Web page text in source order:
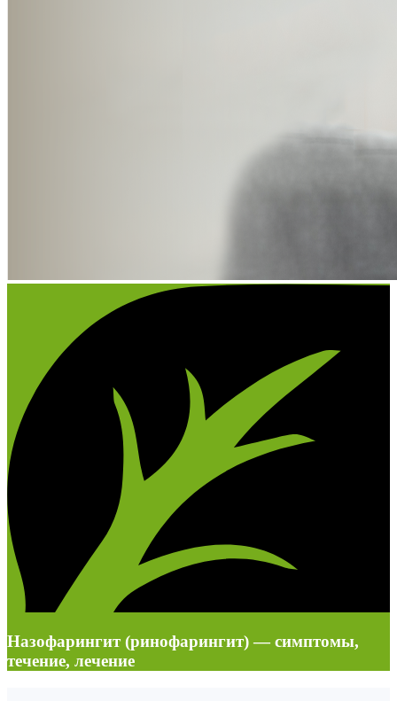
Назофарингит (ринофарингит) — симптомы,
течение, лечение